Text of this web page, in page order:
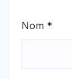
Nom *